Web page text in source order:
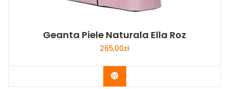
Geanta Piele Naturala Ella Roz
265,00zł
Buy Now